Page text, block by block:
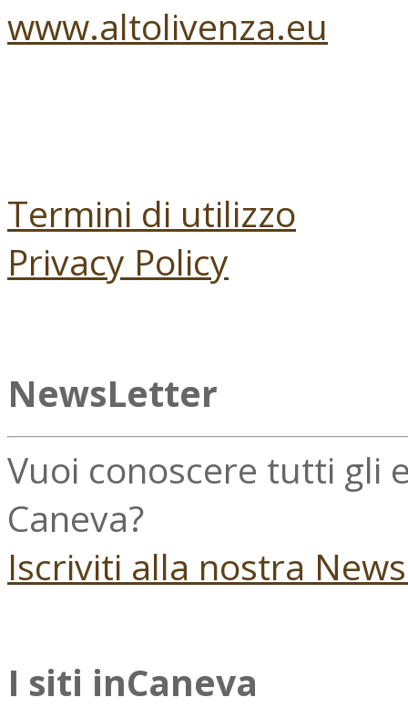
www.altolivenza.eu
Termini di utilizzo
Privacy Policy
NewsLetter
Vuoi conoscere tutti gli
Caneva?
Iscriviti alla nostra
I siti inCaneva